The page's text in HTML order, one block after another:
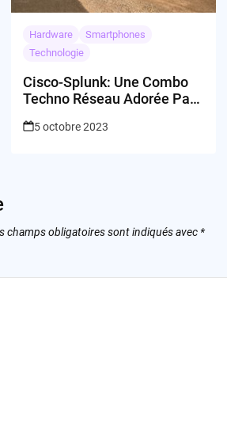
Hardware
Smartphones
Technologie
Cisco-Splunk: Une Combo
Techno Réseau Adorée Par
Accueillie Par D’autres :
5 octobre 2023
champs obligatoires sont indiqués avec *